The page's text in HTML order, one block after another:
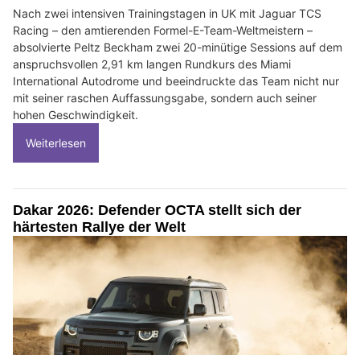
Nach zwei intensiven Trainingstagen in UK mit Jaguar TCS
Racing – den amtierenden Formel-E-Team-Weltmeistern –
absolvierte Peltz Beckham zwei 20-minütige Sessions auf dem
anspruchsvollen 2,91 km langen Rundkurs des Miami
International Autodrome und beeindruckte das Team nicht nur
mit seiner raschen Auffassungsgabe, sondern auch seiner
hohen Geschwindigkeit.
Weiterlesen
Dakar 2026: Defender OCTA stellt sich der
härtesten Rallye der Welt